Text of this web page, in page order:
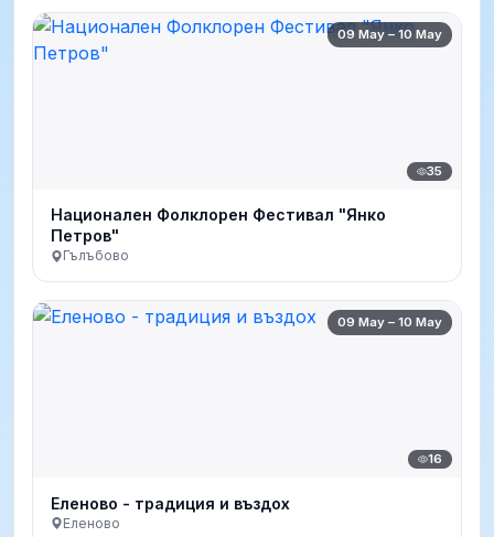
09 May – 10 May
35
Национален Фолклорен Фестивал "Янко
Петров"
Гълъбово
09 May – 10 May
16
Еленово - традиция и въздох
Еленово